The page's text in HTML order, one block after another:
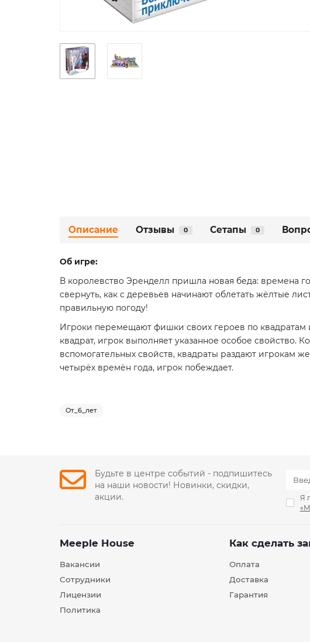
Описание Отзывы 0 Сетапы 0
Об игре:
В королевство Эренделл пришла новая беда: времена
свернуть, как с деревьев начинают облетать жёлтые
правильную погоду!
Игроки перемещают фишки своих героев по
квадрат, игрок выполняет указанное особое свойство.
вспомогательных свойств, квадраты раздают игрокам
четырёх времён года, игрок побеждает.
От_6_лет
Будьте в центре событий - подпишитесь
на наши новости! Новинки, скидки,
акции.
Я
Meeple House
Вакансии
Сотрудники
Лицензии
Политика
Как сделать
Оплата
Доставка
Гарантия